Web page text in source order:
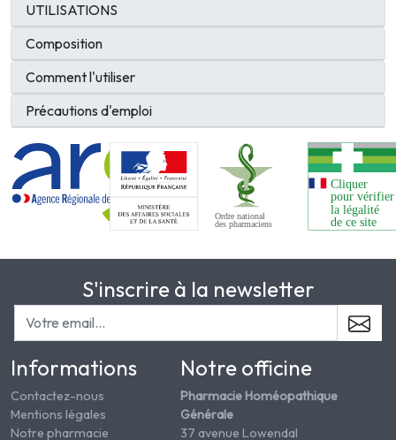
UTILISATIONS
Composition
Comment l'utiliser
Précautions d'emploi
S'inscrire à la newsletter
Informations
Contactez-nous
Mentions légales
Notre pharmacie
Notre officine
Pharmacie Homéopathique
Générale
37 avenue Lowendal